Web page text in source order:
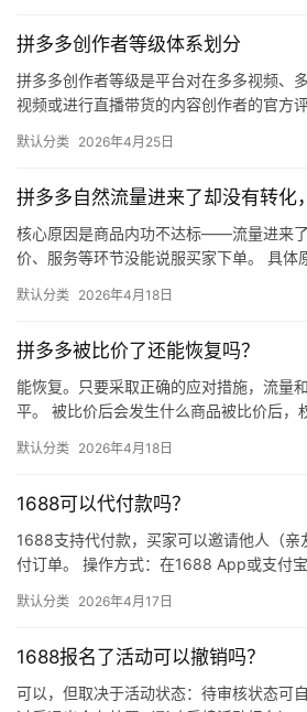
拼多多创作者等级体系划分
拼多多创作者等级是平台对在多多视频、
视频或进行直播带货的内容创作者的官方
同等级…
默认分类 2026年4月25日
拼多多自然流量进来了却没有转化
核心原因是商品内功不达标——流量进来
价、服务等环节没能说服买家下单。 具体
评少、…
默认分类 2026年4月18日
拼多多被比价了还能恢复吗？
能恢复。只要采取正确的应对措施，流量
平。 被比价后会发生什么商品被比价后，
网价格…
默认分类 2026年4月18日
1688可以代付款吗？
1688支持代付款，买家可以邀请他人（亲
付订单。 操作方式：在1688 App或支付
默认分类 2026年4月17日
1688报名了活动可以撤销吗？
可以，但取决于活动状态：待审核状态可